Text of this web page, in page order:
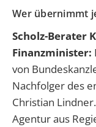
Wer übernimmt
Scholz-Berater
Finanzminister:
von
Nachfolger des
Christian
Agentur aus